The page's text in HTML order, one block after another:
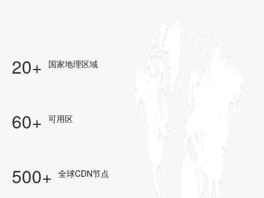
20+ 国家地理区域
60+ 可用区
500+ 全球CDN节点